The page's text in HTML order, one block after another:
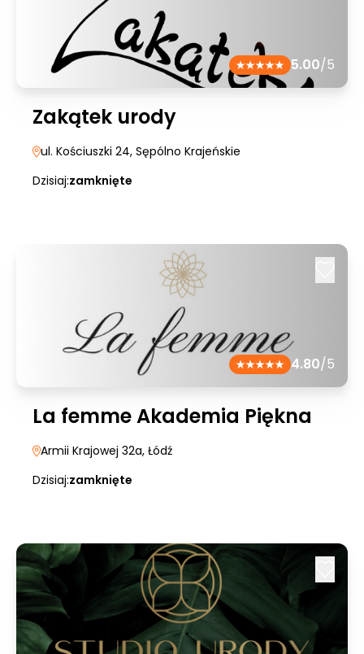
5.00/5
Zakątek urody
ul. Kościuszki 24, Sępólno Krajeńskie
Dzisiaj:zamknięte
4.80/5
La femme Akademia Piękna
Armii Krajowej 32a, Łódź
Dzisiaj:zamknięte